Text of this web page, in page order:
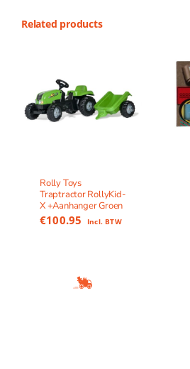
Related products
Rolly Toys
Traptractor RollyKid-
X +Aanhanger Groen
€100.95 Incl. BTW